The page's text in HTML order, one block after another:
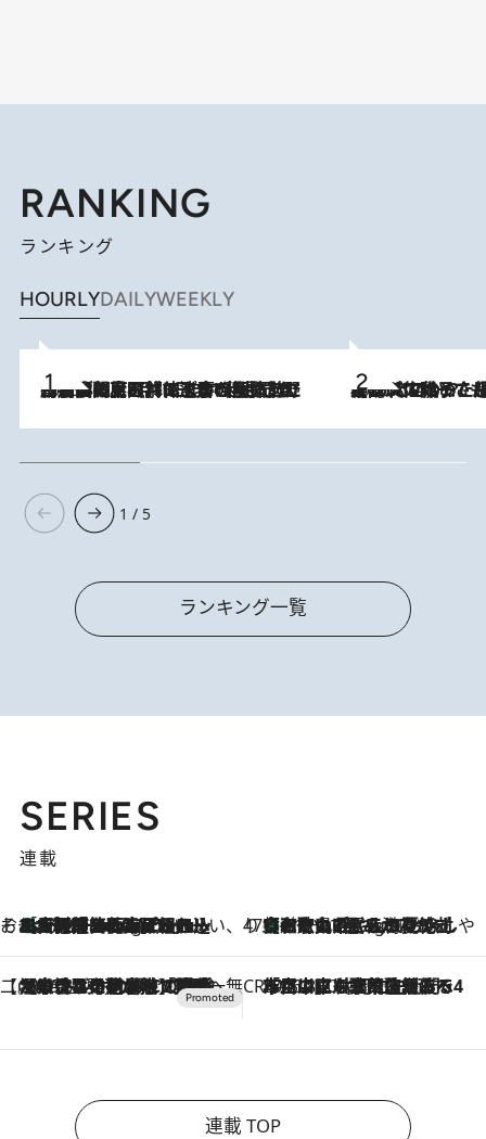
RANKING
ランキング
HOURLYDAILYWEEKLY
2026.8.8
「最後に見られてよかった」上野動物園の東園パンダ舎が解体前に特別公開。8月16日まで延長されたパネル展と共に辿る“半世紀”のパンダ飼育《解体工事の図面あり》 2026.8.5
【阿川佐和子さんの年とる力】なぜ70代で始めた趣味は“こんなに楽しい”のか？ ピアノ、俳句…スランプに陥っても続けられる“ある秘訣”とは
1 / 5
ランキング一覧
SERIES
連載
そおだよおこの関西おいしい、おやつ紀行11 Hours Ago
［大阪府箕面市］一皿一皿目の前で仕上げられる、料理を巧みに組み込んだアシェットデセールコース「ミチル アシェット デセール（Michiru assiette dessert）」 47都道府県の手みやげ ひんやりスイーツで夏を満喫
11 Hours Ago
【和歌山県】この夏絶対食べたい 冷やしておいしいおやつ3選 みかんがごろっと丸ごと入ったジュレ
【CREA×星野リゾート】唯一無二。癒しと発見が待つ場所へ
2026.8.7
【トンボの足水浴】ヒノキの香りに包まれて涼感マックス！約13℃の湧水かけ流しを避暑地「星野温泉 トンボの湯」で体験 CREA'S CHOICE
2026.8.7
「立川にも歌舞伎があるんだよ」 片岡仁左衛門・市川中車ら豪華座組みで4年目の立川立飛歌舞伎へ
連載 TOP